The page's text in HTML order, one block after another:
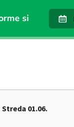
si
Streda 01.06.